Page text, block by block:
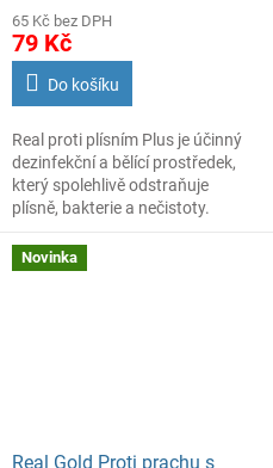
65 Kč bez DPH
79 Kč
Do košíku
Real proti plísním Plus je účinný
dezinfekční a bělící prostředek,
který spolehlivě odstraňuje
plísně, bakterie a nečistoty.
prostor.
Novinka
Real Gold Proti prachu s